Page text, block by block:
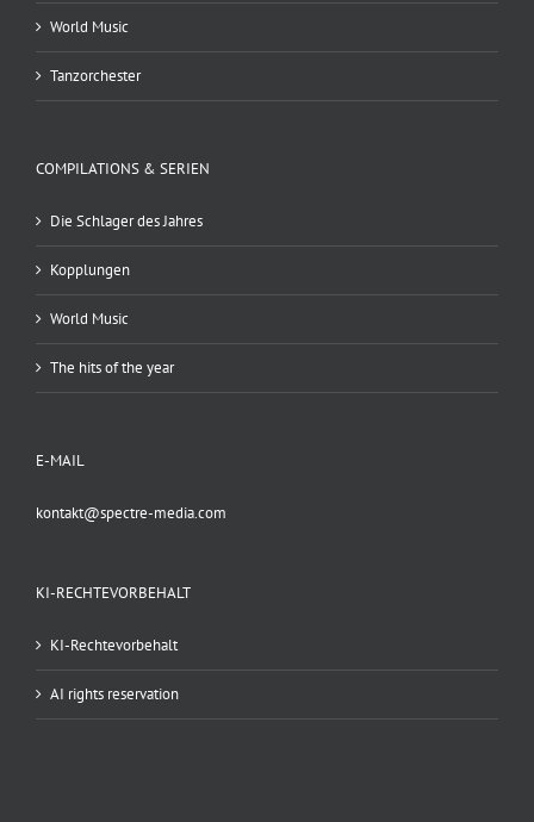
World Music
Tanzorchester
COMPILATIONS & SERIEN
Die Schlager des Jahres
Kopplungen
World Music
The hits of the year
E-MAIL
kontakt@spectre-media.com
KI-RECHTEVORBEHALT
KI-Rechtevorbehalt
AI rights reservation